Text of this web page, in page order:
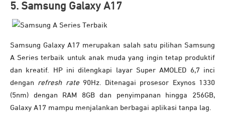
5. Samsung Galaxy A17
Samsung Galaxy A17 merupakan salah satu pilihan Samsung
A Series terbaik untuk anak muda yang ingin tetap produktif
dan kreatif. HP ini dilengkapi layar Super AMOLED 6,7 inci
dengan refresh rate90Hz. Ditenagai prosesor Exynos 1330
(5nm) dengan RAM 8GB dan penyimpanan hingga 256GB,
Galaxy A17 mampu menjalankan berbagai aplikasi tanpa lag.